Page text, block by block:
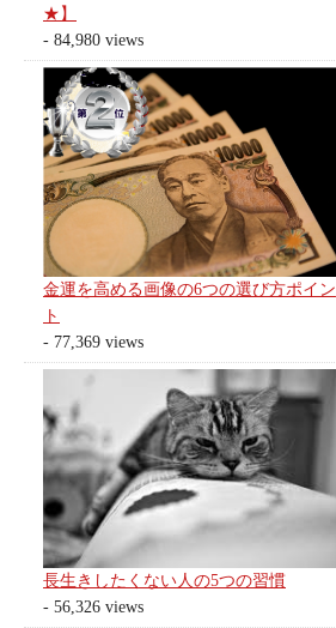
★】
- 84,980 views
金運を高める画像の6つの選び方ポイン
ト
- 77,369 views
長生きしたくない人の5つの習慣
- 56,326 views